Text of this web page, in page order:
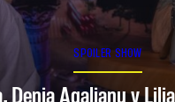
SPOILER SHOW
Denia Agalianu y